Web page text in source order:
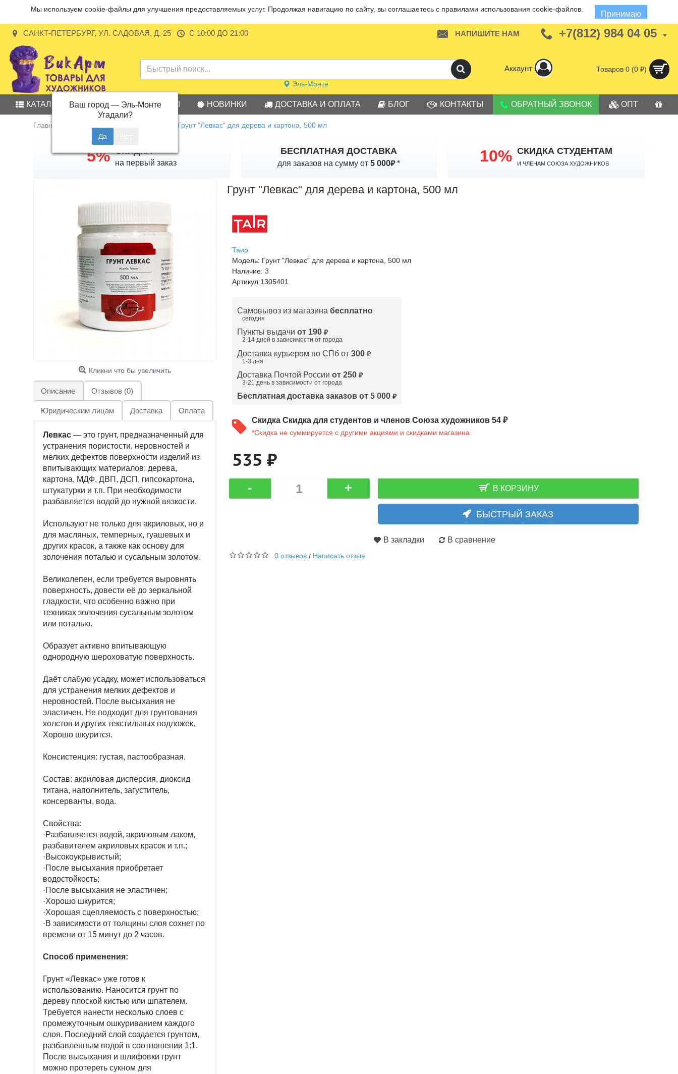
Мы используем cookie-файлы для улучшения предоставляемых услуг. Продолжая навигацию по сайту, вы соглашаетесь с правилами использования cookie-файлов.
Принимаю
САНКТ-ПЕТЕРБУРГ, УЛ. САДОВАЯ, Д. 25 С 10:00 ДО 21:00 НАПИШИТЕ НАМ +7(812) 984 04 05
Эль-Монте
Ваш город — Эль-Монте
Угадали?
Аккаунт Товаров 0 (0 ₽)
КАТАЛОГ АКЦИИ БРЕНДЫ НОВИНКИ ДОСТАВКА И ОПЛАТА БЛОГ КОНТАКТЫ ОБРАТНЫЙ ЗВОНОК ОПТ
Главная Грунт "Левкас" для дерева и картона, 500 мл
5% СКИДКА
на первый заказ
БЕСПЛАТНАЯ ДОСТАВКА
для заказов на сумму от5 000₽* 10% СКИДКА СТУДЕНТАМ
И членам Союза Художников
Кликни что бы увеличить
Описание Отзывов (0)
Юридическим лицам Доставка Оплата
Левкас — это грунт, предназначенный для
устранения пористости, неровностей и
мелких дефектов поверхности изделий из
впитывающих материалов: дерева,
картона, МДФ, ДВП, ДСП, гипсокартона,
штукатурки и т.п. При необходимости
разбавляется водой до нужной вязкости.
Используют не только для акриловых, но и
для масляных, темперных, гуашевых и
других красок, а также как основу для
золочения поталью и сусальным золотом.
Великолепен, если требуется выровнять
поверхность, довести её до зеркальной
гладкости, что особенно важно при
техниках золочения сусальным золотом
или поталью.
Образует активно впитывающую
однородную шероховатую поверхность.
Даёт слабую усадку, может использоваться
для устранения мелких дефектов и
неровностей. После высыхания не
эластичен. Не подходит для грунтования
холстов и других текстильных подложек.
Хорошо шкурится.
Консистенция: густая, пастообразная.
Состав: акриловая дисперсия, диоксид
титана, наполнитель, загуститель,
консерванты, вода.
Свойства:
·Разбавляется водой, акриловым лаком,
разбавителем акриловых красок и т.п.;
·Высокоукрывистый;
·После высыхания приобретает
водостойкость;
·После высыхания не эластичен;
·Хорошо шкурится;
·Хорошая сцепляемость с поверхностью;
·В зависимости от толщины слоя сохнет по
времени от 15 минут до 2 часов.
Способ применения:
Грунт «Левкас» уже готов к
использованию. Наносится грунт по
дереву плоской кистью или шпателем.
Требуется нанести несколько слоев с
промежуточным ошкуриванием каждого
слоя. Последний слой создается грунтом,
разбавленным водой в соотношении 1:1.
После высыхания и шлифовки грунт
можно протереть сукном для
Грунт "Левкас" для дерева и картона, 500 мл
Таир
Модель: Грунт "Левкас" для дерева и картона, 500 мл
Наличие: 3
Артикул:1305401
Самовывоз из магазина бесплатно
сегодня
Пункты выдачи от 190 ₽
2-14 дней в зависимости от города
Доставка курьером по СПб от 300 ₽
1-3 дня
Доставка Почтой России от 250 ₽
3-21 день в зависимости от города
Бесплатная доставка заказов от 5 000₽
Скидка Скидка для студентов и членов Союза художников 54 ₽
*Скидка не суммируется с другими акциями и скидками магазина
535 ₽
- + В КОРЗИНУ
БЫСТРЫЙ ЗАКАЗ
В закладки В сравнение
0 отзывов/ Написать отзыв